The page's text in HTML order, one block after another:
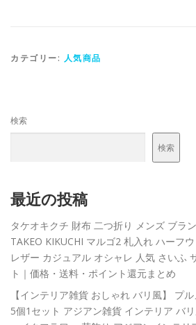
カテゴリー: 人気商品
検索
検索
最近の投稿
タケオキクチ 財布 二つ折り メンズ ブラ
TAKEO KIKUCHI マルゴ2 札入れ ハーフ
レザー カジュアル オシャレ 人気 さいふ
ト｜価格・送料・ポイント還元まとめ
【インテリア雑貨 おしゃれ バリ風】 プ
5個1セット アジアン雑貨 インテリア バ